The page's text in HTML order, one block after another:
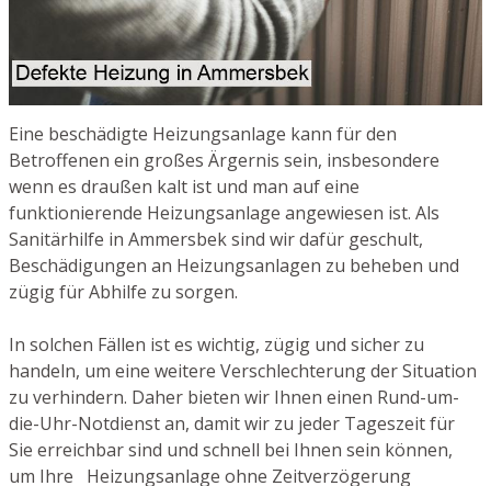
Eine beschädigte Heizungsanlage kann für den
Betroffenen ein großes Ärgernis sein, insbesondere
wenn es draußen kalt ist und man auf eine
funktionierende Heizungsanlage angewiesen ist. Als
Sanitärhilfe in Ammersbek sind wir dafür geschult,
Beschädigungen an Heizungsanlagen zu beheben und
zügig für Abhilfe zu sorgen.
In solchen Fällen ist es wichtig, zügig und sicher zu
handeln, um eine weitere Verschlechterung der Situation
zu verhindern. Daher bieten wir Ihnen einen Rund-um-
die-Uhr-Notdienst an, damit wir zu jeder Tageszeit für
Sie erreichbar sind und schnell bei Ihnen sein können,
um Ihre Heizungsanlage ohne Zeitverzögerung